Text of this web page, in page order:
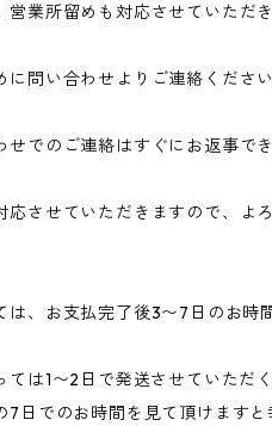
営業所留めも対応させていただ
に問い合わせよりご連絡ください
せでのご連絡はすぐにお返事で
応させていただきますので、よ
は、お支払完了後3〜7日のお時
ては1〜2日で発送させていただ
7日でのお時間を見て頂けますと